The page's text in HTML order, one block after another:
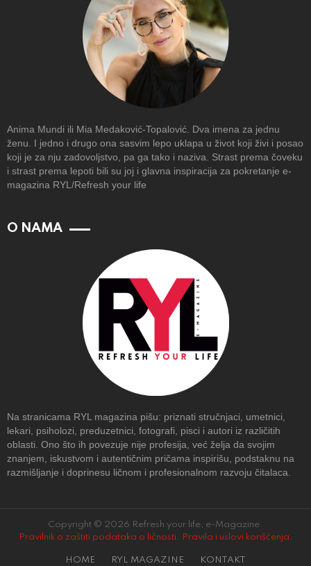
Anima Mundi ili Mia Medaković-Topalović. Dva imena za jednu
ženu. I jedno i drugo ona sasvim lepo uklapa u život koji živi i posao
koji je za nju zadovoljstvo, pa ga tako i naziva. Strast prema čoveku
i strast prema lepoti bili su joj i glavna inspiracija za pokretanje e-
magazina RYL/Refresh your life
O NAMA
Na stranicama RYL magazina pišu: priznati stručnjaci, umetnici,
lekari, psiholozi, preduzetnici, fotografi, pisci i autori iz različitih
oblasti. Ono što ih povezuje nije profesija, već želja da svojim
znanjem, iskustvom i autentičnim pričama inspirišu, podstaknu na
razmišljanje i doprinesu ličnom i profesionalnom razvoju čitalaca.
Copyright © 2026 Refresh your life, e-Magazine.
Pravilnik o zaštiti podataka o ličnosti . Pravila i uslovi korišćenja .
HOME RYL MAGAZINE KONTAKT